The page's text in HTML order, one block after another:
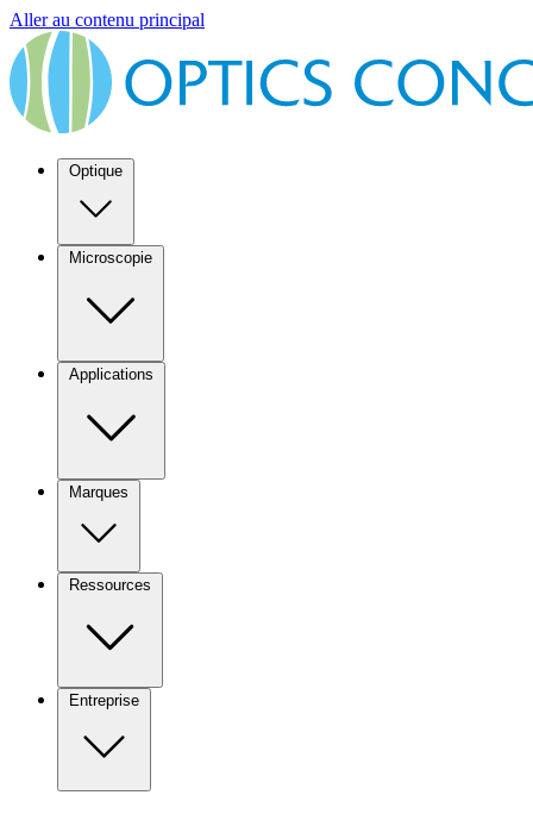
Aller au contenu principal
Optique
Microscopie
Applications
Marques
Ressources
Entreprise